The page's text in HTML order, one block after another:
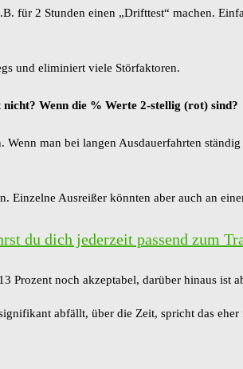
für 2 Stunden einen „Drifttest“ machen.
und eliminiert viele Störfaktoren.
Wenn die % Werte 2-stellig (rot) sind?
Wenn man bei langen Ausdauerfahrten
Einzelne Ausreißer könnten aber auch an
du dich jederzeit passend zum
Prozent noch akzeptabel, darüber hinaus ist
abfällt, über die Zeit, spricht das